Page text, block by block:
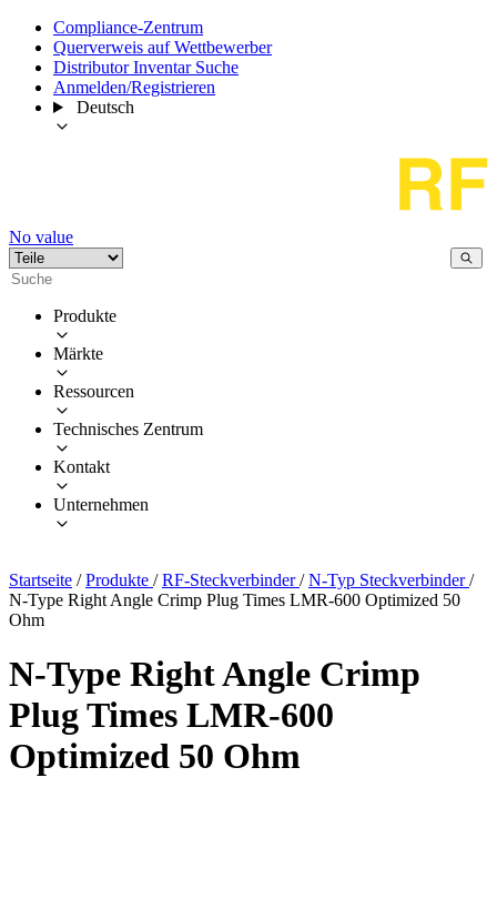
Compliance-Zentrum
Querverweis auf Wettbewerber
Distributor Inventar Suche
Anmelden/Registrieren
Deutsch
No value
Produkte
Märkte
Ressourcen
Technisches Zentrum
Kontakt
Unternehmen
Startseite / Produkte / RF-Steckverbinder/ N-Typ Steckverbinder/
N-Type Right Angle Crimp Plug Times LMR-600 Optimized 50
Ohm
N-Type Right Angle Crimp
Plug Times LMR-600
Optimized 50 Ohm